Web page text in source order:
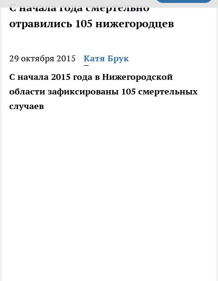
С начала года смертельно
отравились 105 нижегородцев
29 октября 2015
Катя Брук
С начала 2015 года в Нижегородской
области зафиксированы 105 смертельных
случаев